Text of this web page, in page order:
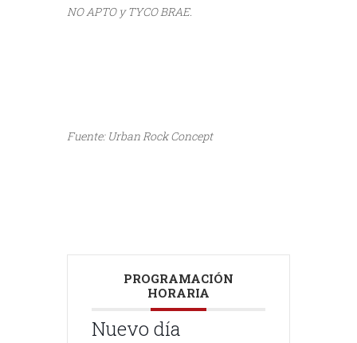
NO APTO y TYCO BRAE.
Fuente: Urban Rock Concept///
PROGRAMACIÓN
HORARIA
Nuevo día